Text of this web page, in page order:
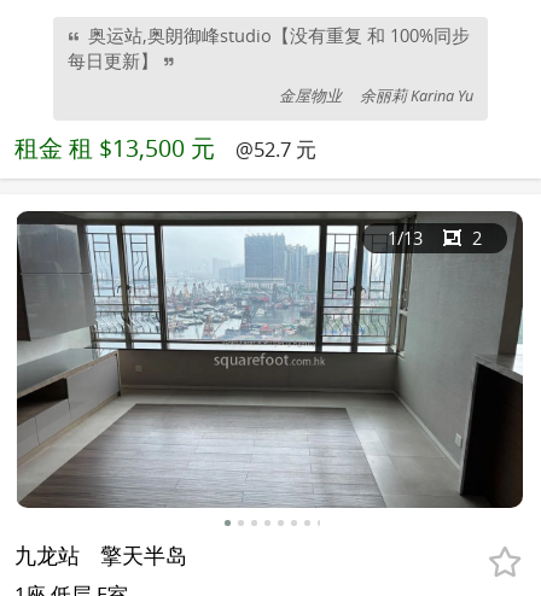
奥运站,奥朗御峰studio【没有重复 和 100%同步
每日更新】
金屋物业 余丽莉 Karina Yu
租金 租 $13,500 元 @52.7 元
1/13 2
九龙站 擎天半岛